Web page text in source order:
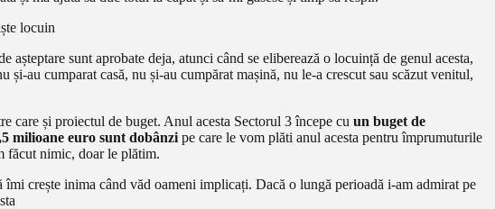
locuin
sunt aprobate deja, atunci când se eliberează o locuință de genul acesta,
au cumparat casă, nu și-au cumpărat mașină, nu le-a crescut sau scăzut venitul,
care și proiectul de buget. Anul acesta Sectorul 3 începe cu un buget de
milioane euro sunt dobânzi pe care le vom plăti anul acesta pentru împrumuturile
făcut nimic, doar le plătim.
crește inima când văd oameni implicați. Dacă o lungă perioadă i-am admirat pe